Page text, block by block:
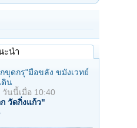
ะนำ
กขุดกรุ"มือขลัง ขมังเวทย์
ดิน
วันนี้เมื่อ 10:40
วัดกิ่งแก้ว"